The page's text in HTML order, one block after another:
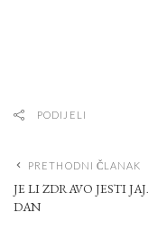
PODIJELI
PRETHODNI ČLANAK
JE LI ZDRAVO JESTI
DAN